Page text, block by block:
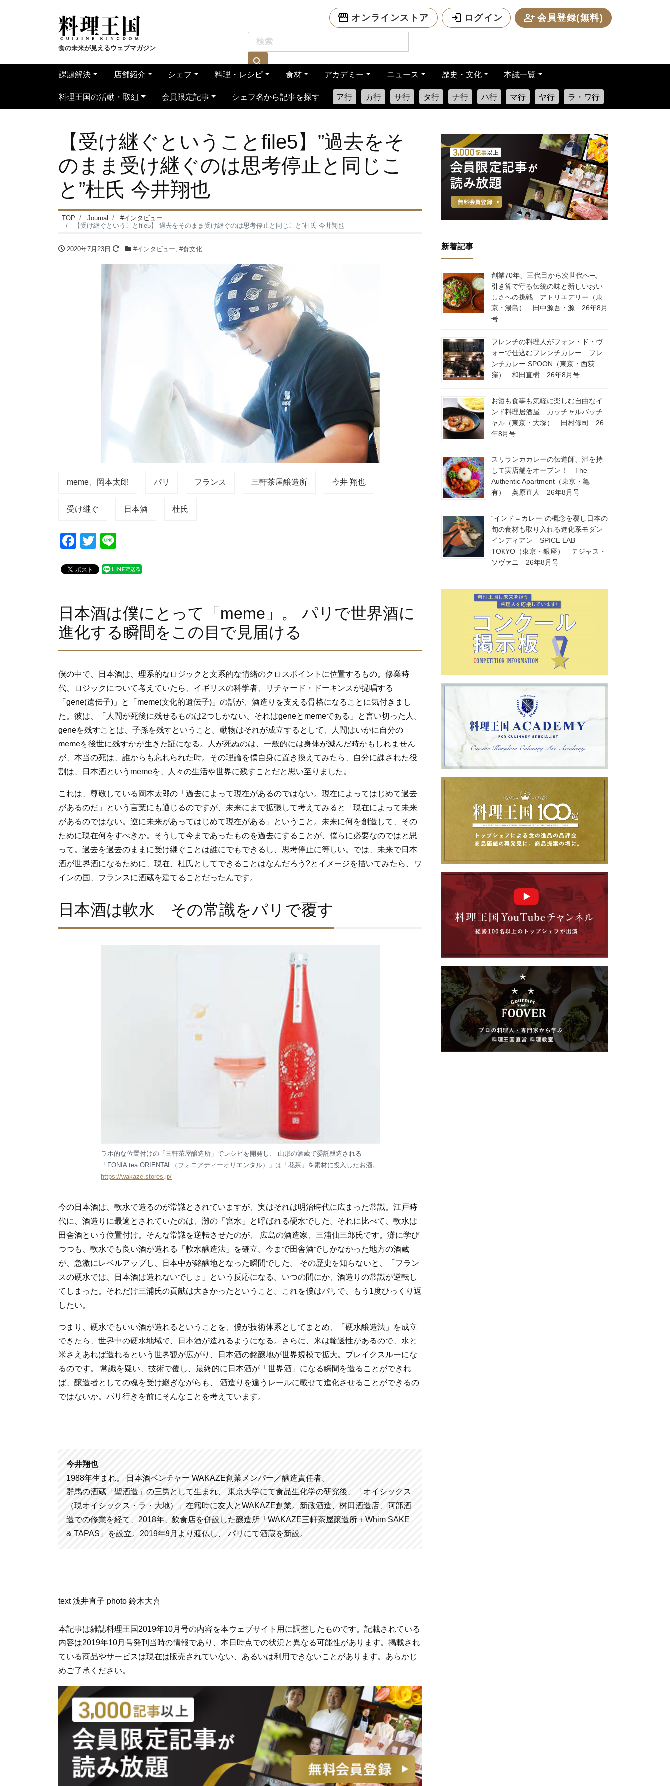
食の未来が見えるウェブマガジン
オンラインストア ログイン 会員登録(無料)
課題解決 店舗紹介 シェフ 料理・レシピ 食材 アカデミー ニュース 歴史・文化 本誌一覧
料理王国の活動・取組 会員限定記事 シェフ名から記事を探す ア行 カ行 サ行 タ行 ナ行 ハ行 マ行 ヤ行 ラ・ワ行
【受け継ぐということfile5】”過去をそ
のまま受け継ぐのは思考停止と同じこ
と”杜氏 今井翔也
TOP Journal
#インタビュー
【受け継ぐということfile5】”過去をそのまま受け継ぐのは思考停止と同じこと”杜氏 今井翔也
2020年7月23日 #インタビュー, #食文化
meme、岡本太郎 パリ フランス 三軒茶屋醸造所 今井 翔也
受け継ぐ 日本酒 杜氏
F
c
b
o
o
k
T
tt
e
日本酒は僕にとって「meme」。 パリで世界酒に
進化する瞬間をこの目で見届ける
僕の中で、日本酒は、理系的なロジックと文系的な情緒のクロスポイントに位置するもの。修業時
代、ロジックについて考えていたら、イギリスの科学者、リチャード・ドーキンスが提唱する
「gene(遺伝子)」と「meme(文化的遺伝子)」の話が、酒造りを支える骨格になることに気付きまし
た。彼は、「人間が死後に残せるものは2つしかない、それはgeneとmemeである」と言い切った人。
geneを残すことは、子孫を残すということ。動物はそれが成立するとして、人間はいかに自分の
memeを後世に残すかが生きた証になる。人が死ぬのは、一般的には身体が滅んだ時かもしれません
が、本当の死は、誰からも忘れられた時。その理論を僕自身に置き換えてみたら、自分に課された役
割は、日本酒というmemeを、人々の生活や世界に残すことだと思い至りました。
これは、尊敬している岡本太郎の「過去によって現在があるのではない。現在によってはじめて過去
があるのだ」という言葉にも通じるのですが、未来にまで拡張して考えてみると「現在によって未来
があるのではない。逆に未来があってはじめて現在がある」ということ。未来に何を創造して、その
ために現在何をすべきか。そうして今まであったものを過去にすることが、僕らに必要なのではと思
って。過去を過去のままに受け継ぐことは誰にでもできるし、思考停止に等しい。では、未来で日本
酒が世界酒になるために、現在、杜氏としてできることはなんだろう?とイメージを描いてみたら、ワ
インの国、フランスに酒蔵を建てることだったんです。
日本酒は軟水 その常識をパリで覆す
ラポ的な位置付けの「三軒茶屋醸造所」でレシピを開発し、 山形の酒蔵で委託醸造される
「FONIA tea ORIENTAL（フォニアティーオリエンタル）」は「花茶」を素材に投入したお酒。
https://wakaze.stores.jp/
今の日本酒は、軟水で造るのが常識とされていますが、実はそれは明治時代に広まった常識。江戸時
代に、酒造りに最適とされていたのは、灘の「宮水」と呼ばれる硬水でした。それに比べて、軟水は
田舎酒という位置付け。そんな常識を逆転させたのが、 広島の酒造家、三浦仙三郎氏です。灘に学び
つつも、軟水でも良い酒が造れる「軟水醸造法」を確立。今まで田舎酒でしかなかった地方の酒蔵
が、急激にレベルアップし、日本中が銘醸地となった瞬間でした。 その歴史を知らないと、「フラン
スの硬水では、日本酒は造れないでしょ」という反応になる。いつの間にか、酒造りの常識が逆転し
てしまった。それだけ三浦氏の貢献は大きかったということ。これを僕はパリで、もう1度ひっくり返
したい。
つまり、硬水でもいい酒が造れるということを、僕が技術体系としてまとめ、「硬水醸造法」を成立
できたら、世界中の硬水地域で、日本酒が造れるようになる。さらに、米は輸送性があるので、水と
米さえあれば造れるという世界観が広がり、日本酒の銘醸地が世界規模で拡大。ブレイクスルーにな
るのです。 常識を疑い、技術で覆し、最終的に日本酒が「世界酒」になる瞬間を造ることができれ
ば、醸造者としての魂を受け継ぎながらも、 酒造りを違うレールに載せて進化させることができるの
ではないか。パリ行きを前にそんなことを考えています。
今井翔也
1988年生まれ。 日本酒ベンチャー WAKAZE創業メンパー／醸造責任者。
群馬の酒蔵「聖酒造」の三男として生まれ、 東京大学にて食品生化学の研究後、「オイシックス
（現オイシックス・ラ・大地）」在籍時に友人とWAKAZE創業。新政酒造、桝田酒造店、阿部酒
造での修業を経て、2018年、飲食店を併設した醸造所「WAKAZE三軒茶屋醸造所＋Whim SAKE
& TAPAS」を設立。2019年9月より渡仏し、 パリにて酒蔵を新設。
text 浅井直子 photo 鈴木大喜
本記事は雑誌料理王国2019年10月号の内容を本ウェブサイト用に調整したものです。記載されている
内容は2019年10月号発刊当時の情報であり、本日時点での状況と異なる可能性があります。掲載され
ている商品やサービスは現在は販売されていない、あるいは利用できないことがあります。あらかじ
めご了承ください。
新着記事
創業70年、三代目から次世代へ─。
引き算で守る伝統の味と新しいおい
しさへの挑戦 アトリエデリー（東
京・湯島） 田中源吾・源 26年8月
号
フレンチの料理人がフォン・ド・ヴ
ォーで仕込むフレンチカレー フレ
ンチカレー SPOON（東京・西荻
窪） 和田直樹 26年8月号
お酒も食事も気軽に楽しむ自由なイ
ンド料理居酒屋 カッチャルバッチ
ャル（東京・大塚） 田村修司 26
年8月号
スリランカカレーの伝道師、満を持
して実店舗をオープン！ The
Authentic Apartment（東京・亀
有） 奥原直人 26年8月号
“インド＝カレー”の概念を覆し日本の
旬の食材も取り入れる進化系モダン
インディアン SPICE LAB
TOKYO（東京・銀座） テジャス・
ソヴァニ 26年8月号